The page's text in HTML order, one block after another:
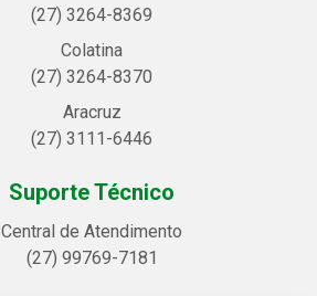
(27) 3264-8369
Colatina
(27) 3264-8370
Aracruz
(27) 3111-6446
Suporte Técnico
Central de Atendimento
(27) 99769-7181